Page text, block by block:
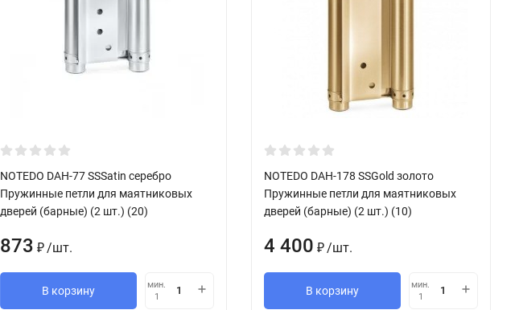
NOTEDO DAH-77 SSSatin серебро
Пружинные петли для маятниковых
дверей (барные) (2 шт.) (20)
873 ₽ /шт.
В корзину
мин.
1
NOTEDO DAH-178 SSGold золото
Пружинные петли для маятниковых
дверей (барные) (2 шт.) (10)
4 400 ₽ /шт.
В корзину
мин.
1